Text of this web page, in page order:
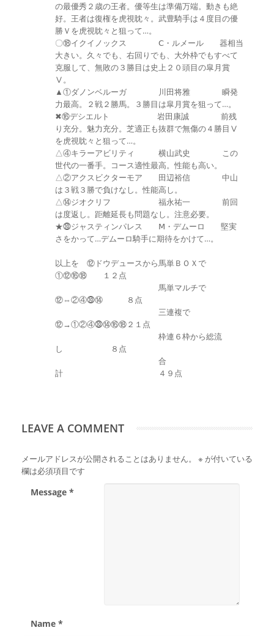
の最優秀２歳の王者。優等生は準備万端。動きも絶
好。王者は復権を虎視眈々。武豊騎手は４度目の優
勝Ｖを虎視眈々と狙って…。
〇⑱イクイノックス Ⅽ・ルメール 器相当
大きい。久々でも、右回りでも、大外枠でもすべて
克服して、無敗の３勝目は史上２０頭目の皐月賞
Ⅴ。
▲①ダノンベルーガ 川田将雅 瞬発
力最高。２戦２勝馬。３勝目は皐月賞を狙って…。
✖⑯デシエルト 岩田康誠 前残
り充分。魅力充分。芝適正も抜群で無傷の４勝目Ⅴ
を虎視眈々と狙って…。
△④キラーアビリティ 横山武史 この
世代の一番手。コース適性最高。性能も高い。
△②アクスビクターモア 田辺裕信 中山
は３戦３勝で負けなし。性能高し。
△⑭ジオクリフ 福永祐一 前回
は度返し。距離延長も問題なし。注意必要。
★⓾ジャスティンパレス Ⅿ・デムーロ 堅実
さをかって…デムーロ騎手に期待をかけて…。
以上を ⑫ドウデュースから馬単ＢＯＸで
①⑫⑯⑱ １２点
馬単マルチで
⑫⇔②④⓾⑭ ８点
三連複で
⑫→①②④⓾⑭⑯⑱２１点
枠連６枠から総流
し ８点
合
計 ４９点
LEAVE A COMMENT
メールアドレスが公開されることはありません。 ※ が付いている
欄は必須項目です
Message *
Name *